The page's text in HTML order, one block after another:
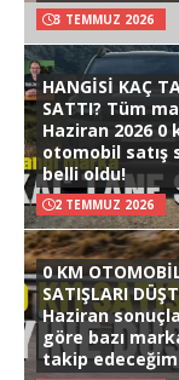
3 TEMMUZ 2026
HANGİSİ KAÇ
SATTI? Tüm
Haziran 2026 0
otomobil satış
belli oldu!
2 TEMMUZ 2026
0 KM
SATIŞLARI
Haziran
göre bazı
takip